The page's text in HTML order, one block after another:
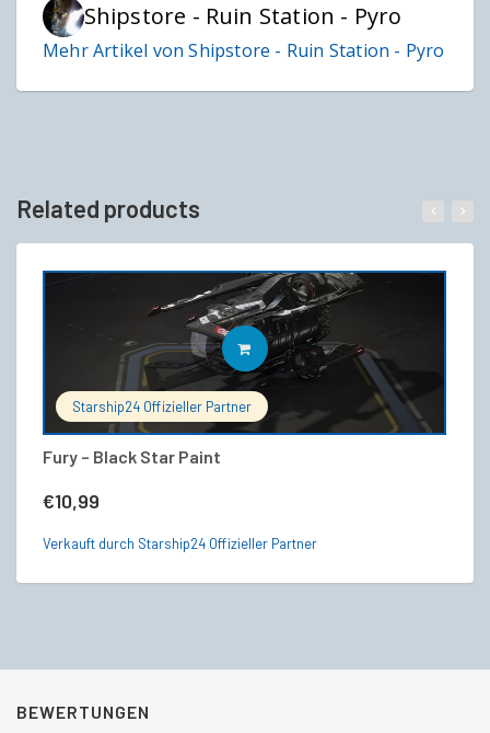
Shipstore - Ruin Station - Pyro
Mehr Artikel von Shipstore - Ruin Station - Pyro
Related products
Starship24 Offizieller Partner
Fury – Black Star Paint
€10,99
IN DEN WARENKORB
Verkauft durch Starship24 Offizieller Partner
BEWERTUNGEN